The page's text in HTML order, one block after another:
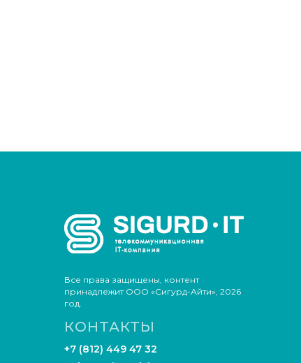
КОНТАКТЫ
+7 (812) 449 47 32
Все права защищены, контент
принадлежит ООО «Сигурд-Айти», 2026
год.